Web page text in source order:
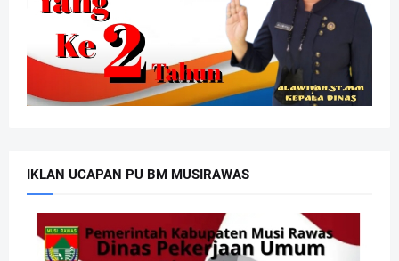
IKLAN UCAPAN PU BM MUSIRAWAS